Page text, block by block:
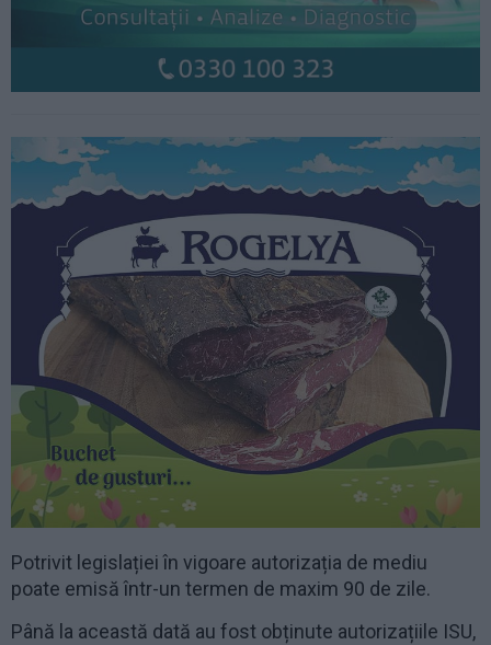
Potrivit legislației în vigoare autorizația de mediu
poate emisă într-un termen de maxim 90 de zile.
Până la această dată au fost obținute autorizațiile ISU,